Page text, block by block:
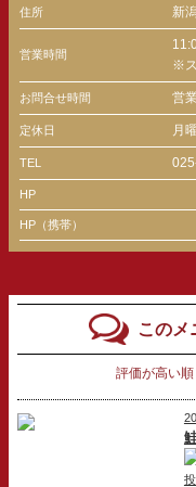
住所 新
営業時間
※
お問合せ時間 営
定休日 月
TEL
HP
HP（携帯）
このメ
評価が高い順